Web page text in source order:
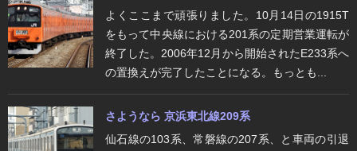
よくここまで頑張りました。10月14日の1915T
をもって中央線における201系の定期営業運転が
終了した。2006年12月から開始されたE233系へ
の置換えが完了したことになる。もっとも...
さようなら 京浜東北線209系
仙石線の103系、常磐線の207系、と車両の引退